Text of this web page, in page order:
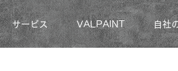
サービス VALPAINT 自社